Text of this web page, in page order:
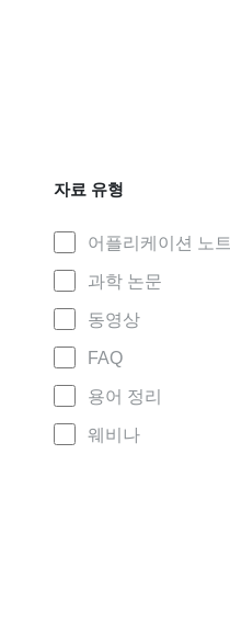
자료 유형
어플리케이션 노트
과학 논문
동영상
FAQ
용어 정리
웨비나